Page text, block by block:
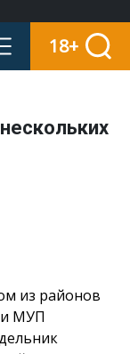
18+
из районов
МУП